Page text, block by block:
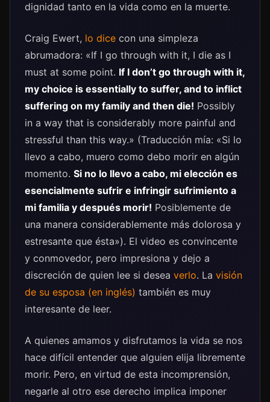
dignidad tanto en la vida como en la muerte.
Craig Ewert, lo dice con una simpleza
abrumadora: «If I go through with it, I die as I
must at some point. If I don’t go through with it,
my choice is essentially to suffer, and to inflict
suffering on my family and then die! Possibly
in a way that is considerably more painful and
stressful than this way.» (Traducción mía: «Si lo
llevo a cabo, muero como debo morir en algún
momento. Si no lo llevo a cabo, mi elección es
esencialmente sufrir e infringir sufrimiento a
mi familia y después morir! Posiblemente de
una manera considerablemente más dolorosa y
estresante que ésta»). El video es convincente
y conmovedor, pero impresiona y dejo a
discreción de quien lee si desea verlo. La visión
de su esposa (en inglés) también es muy
interesante de leer.
A quienes amamos y disfrutamos la vida se nos
hace difícil entender que alguien elija libremente
morir. Pero, en virtud de esta incomprensión,
negarle al otro ese derecho implica imponer